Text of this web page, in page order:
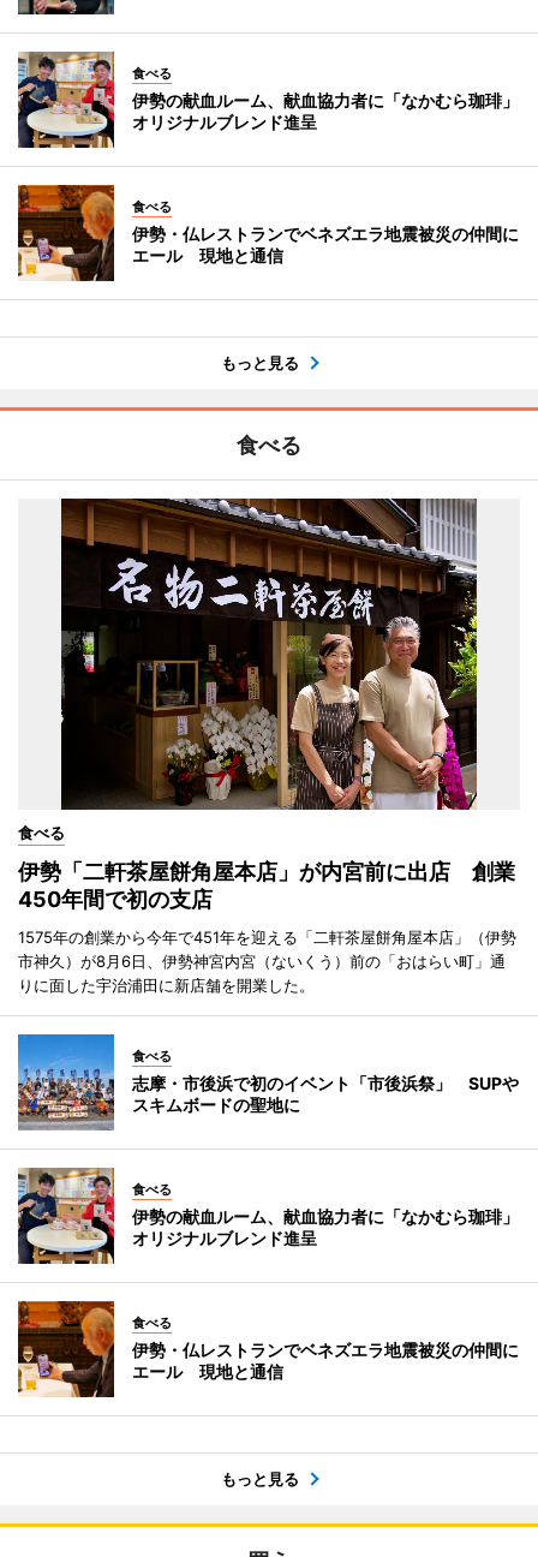
食べる
伊勢の献血ルーム、献血協力者に「なかむら珈琲」
オリジナルブレンド進呈
食べる
伊勢・仏レストランでベネズエラ地震被災の仲間に
エール 現地と通信
もっと見る
食べる
食べる
伊勢「二軒茶屋餅角屋本店」が内宮前に出店 創業
450年間で初の支店
1575年の創業から今年で451年を迎える「二軒茶屋餅角屋本店」（伊勢
市神久）が8月6日、伊勢神宮内宮（ないくう）前の「おはらい町」通
りに面した宇治浦田に新店舗を開業した。
食べる
志摩・市後浜で初のイベント「市後浜祭」 SUPや
スキムボードの聖地に
食べる
伊勢の献血ルーム、献血協力者に「なかむら珈琲」
オリジナルブレンド進呈
食べる
伊勢・仏レストランでベネズエラ地震被災の仲間に
エール 現地と通信
もっと見る